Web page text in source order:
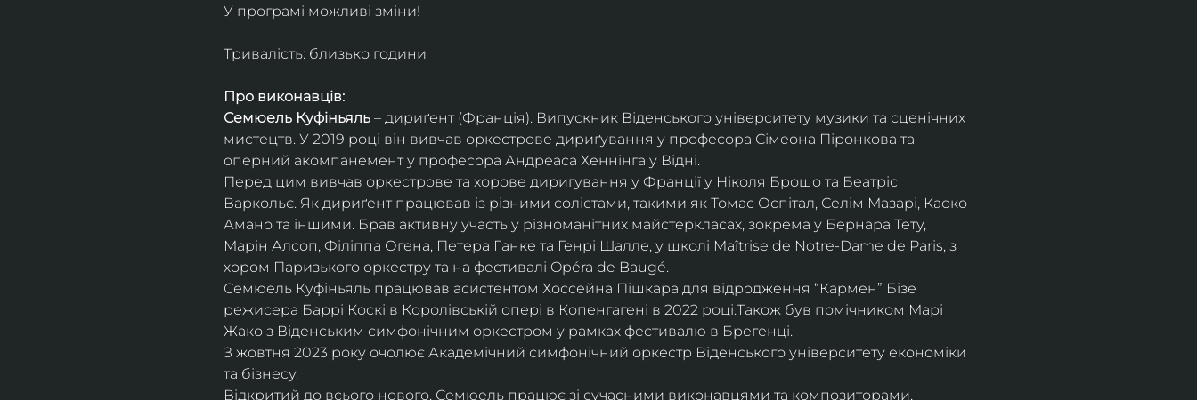
У програмі можливі зміни!
Тривалість: близько години
Про виконавців:
Семюель Куфіньяль – дириґент (Франція). Випускник Віденського університету музики та сценічних
мистецтв. У 2019 році він вивчав оркестрове дириґування у професора Сімеона Піронкова та
оперний акомпанемент у професора Андреаса Хеннінга у Відні.
Перед цим вивчав оркестрове та хорове дириґування у Франції у Ніколя Брошо та Беатріс
Варкольє. Як дириґент працював із різними солістами, такими як Томас Оспітал, Селім Мазарі, Каоко
Амано та іншими. Брав активну участь у різноманітних майстеркласах, зокрема у Бернара Тету,
Марін Алсоп, Філіппа Огена, Петера Ганке та Генрі Шалле, у школі Maîtrise de Notre-Dame de Paris, з
хором Паризького оркестру та на фестивалі Opéra de Baugé.
Семюель Куфіньяль працював асистентом Хоссейна Пішкара для відродження “Кармен” Бізе
режисера Баррі Коскі в Королівській опері в Копенгагені в 2022 році.Також був помічником Марі
Жако з Віденським симфонічним оркестром у рамках фестивалю в Брегенці.
З жовтня 2023 року очолює Академічний симфонічний оркестр Віденського університету економіки
та бізнесу.
Відкритий до всього нового, Семюель працює зі сучасними виконавцями та композиторами,